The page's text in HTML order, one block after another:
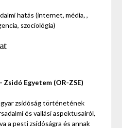
hatás (internet, média, ,
szociológia)
Zsidó Egyetem (OR-ZSE)
zsidóság történetének
és vallási aspektusairól,
a pesti zsidóságra és annak